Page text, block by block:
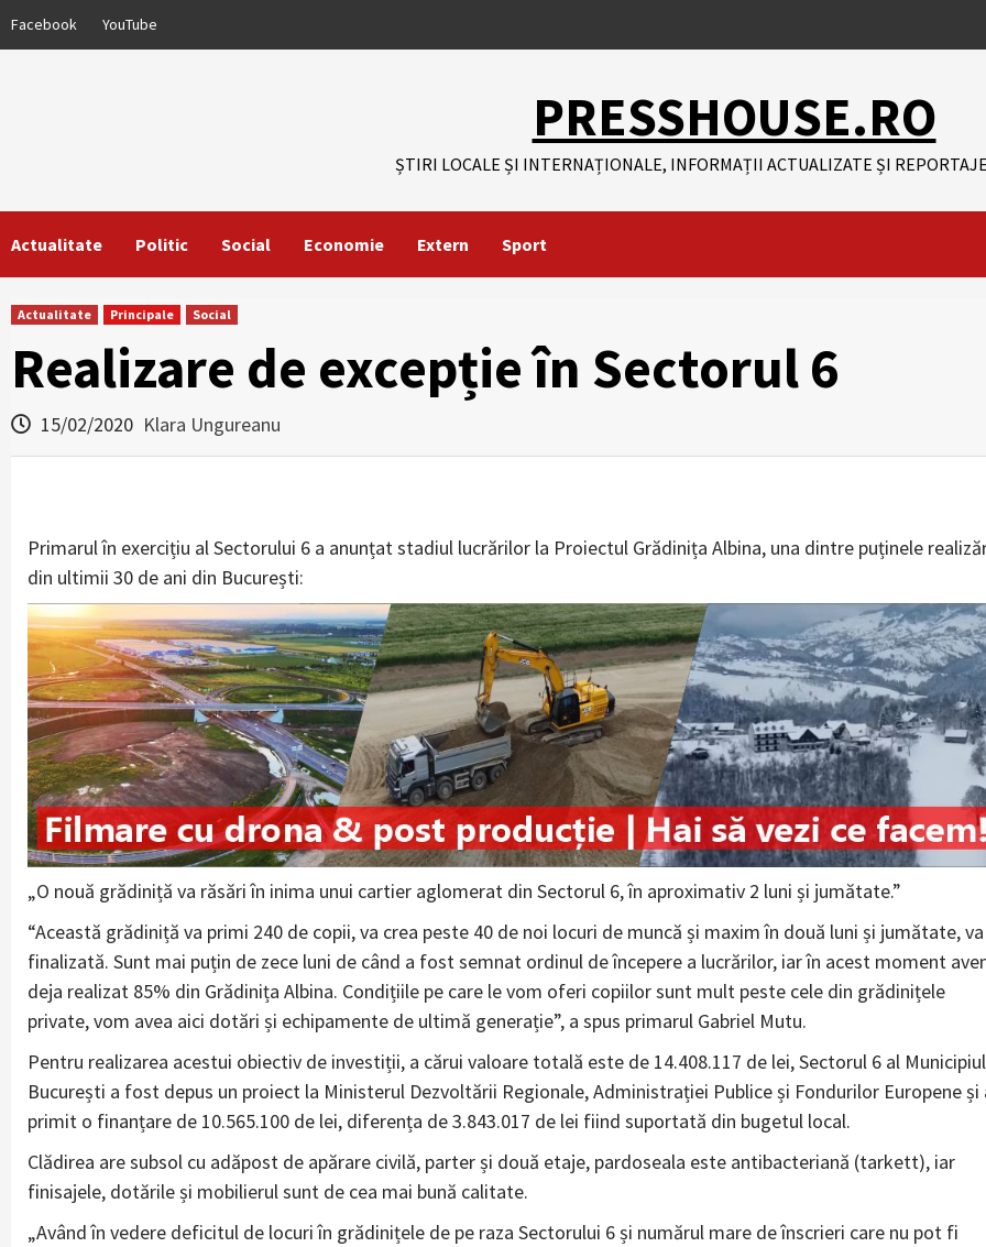
Facebook YouTube
PRESSHOUSE.RO
ȘTIRI LOCALE ȘI INTERNAȚIONALE, INFORMAȚII ACTUALIZATE ȘI
Actualitate Politic Social Economie Extern Sport
Actualitate Principale Social
Realizare de excepție în Sectorul 6
15/02/2020 Klara Ungureanu
Primarul în exercițiu al Sectorului 6 a anunțat stadiul lucrărilor la Proiectul Grădinița Albina, una dintre puținele
din ultimii 30 de ani din București:
„O nouă grădiniță va răsări în inima unui cartier aglomerat din Sectorul 6, în aproximativ 2 luni și jumătate.”
“Această grădiniță va primi 240 de copii, va crea peste 40 de noi locuri de muncă și maxim în două luni și jumătate,
finalizată. Sunt mai puțin de zece luni de când a fost semnat ordinul de începere a lucrărilor, iar în acest moment
deja realizat 85% din Grădinița Albina. Condițiile pe care le vom oferi copiilor sunt mult peste cele din grădinițele
private, vom avea aici dotări și echipamente de ultimă generație”, a spus primarul Gabriel Mutu.
Pentru realizarea acestui obiectiv de investiții, a cărui valoare totală este de 14.408.117 de lei, Sectorul 6 al
București a fost depus un proiect la Ministerul Dezvoltării Regionale, Administrației Publice și Fondurilor Europene și
primit o finanțare de 10.565.100 de lei, diferența de 3.843.017 de lei fiind suportată din bugetul local.
Clădirea are subsol cu adăpost de apărare civilă, parter și două etaje, pardoseala este antibacteriană (tarkett), iar
finisajele, dotările și mobilierul sunt de cea mai bună calitate.
„Având în vedere deficitul de locuri în grădinițele de pe raza Sectorului 6 și numărul mare de înscrieri care nu pot fi